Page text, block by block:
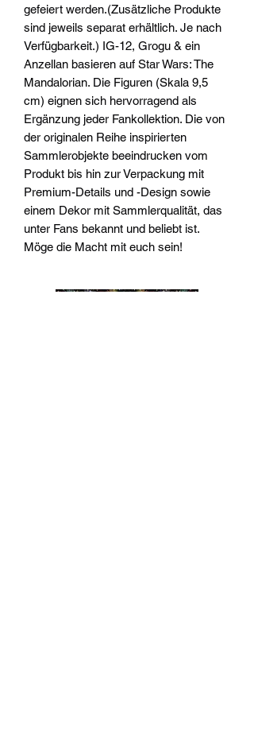
gefeiert werden.(Zusätzliche Produkte
sind jeweils separat erhältlich. Je nach
Verfügbarkeit.) IG-12, Grogu & ein
Anzellan basieren auf Star Wars: The
Mandalorian. Die Figuren (Skala 9,5
cm) eignen sich hervorragend als
Ergänzung jeder Fankollektion. Die von
der originalen Reihe inspirierten
Sammlerobjekte beeindrucken vom
Produkt bis hin zur Verpackung mit
Premium-Details und -Design sowie
einem Dekor mit Sammlerqualität, das
unter Fans bekannt und beliebt ist.
Möge die Macht mit euch sein!